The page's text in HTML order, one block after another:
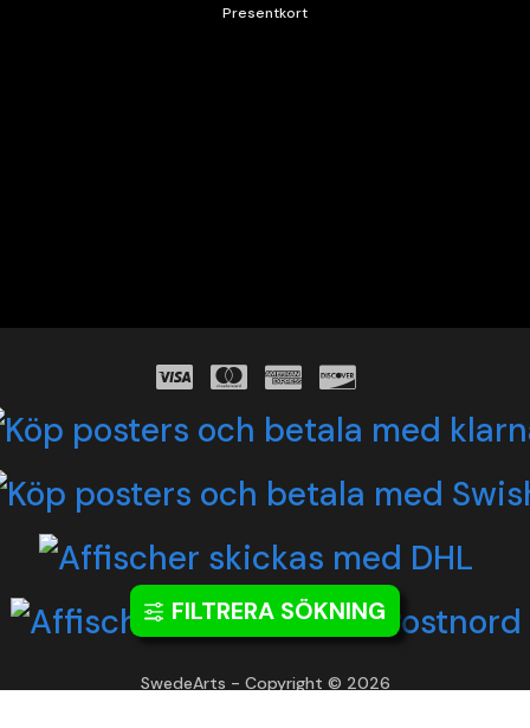
Presentkort
SwedeArts - Copyright © 2026
FILTRERA SÖKNING